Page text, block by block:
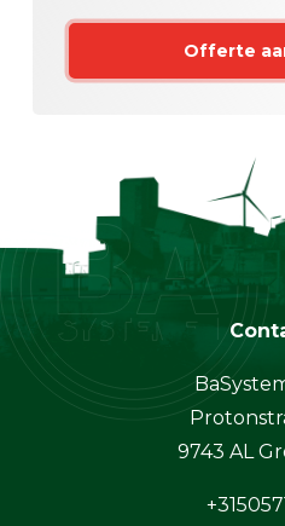
Offerte
9743 AL